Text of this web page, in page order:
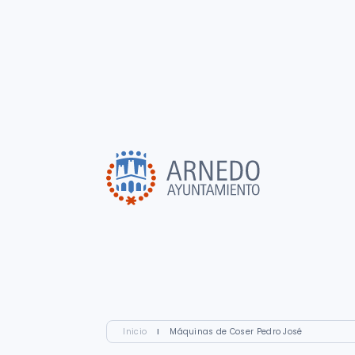
Inicio I Máquinas de Coser Pedro José